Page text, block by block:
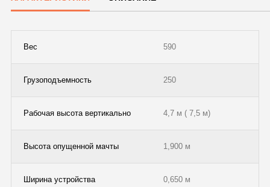
Вес 590
Грузоподъемность 250
Рабочая высота вертикально 4,7 м ( 7,5 м)
Высота опущенной мачты 1,900 м
Ширина устройства 0,650 м